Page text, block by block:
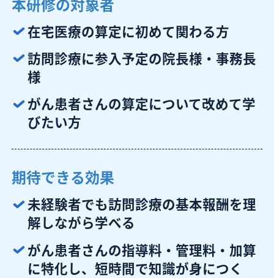
在宅医療の算定に初めて関わる方
訪問診療に参入予定の院長様・事務長
様
がん患者さんの算定について改めて学
びたい方
期待できる効果
未経験者でも訪問診療の基本報酬を理
解しながら学べる
がん患者さんの指導料・管理料・加算
に特化し、短時間で知識が身につく